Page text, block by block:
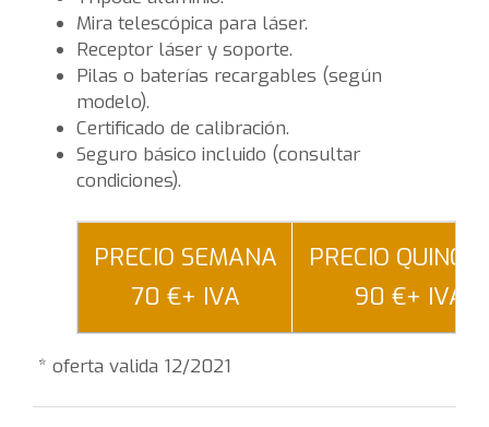
Mira telescópica para láser.
Receptor láser y soporte.
Pilas o baterías recargables (según
modelo).
Certificado de calibración.
Seguro básico incluido (consultar
condiciones).
PRECIO SEMANA
70 €+ IVA
PRECIO
90 €+ IVA
* oferta valida 12/2021